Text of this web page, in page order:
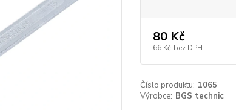
80 Kč
66 Kč bez DPH
Číslo produktu: 1065
Výrobce: BGS technic